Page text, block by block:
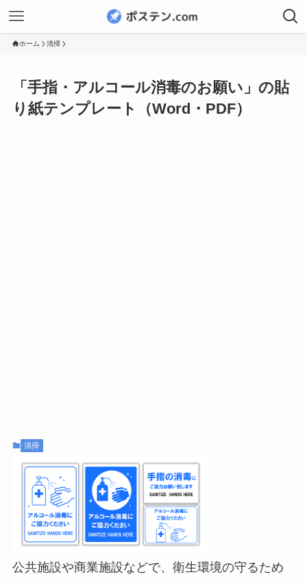
ホーム 清掃
「手指・アルコール消毒のお願い」の貼
り紙テンプレート（Word・PDF）
清掃
公共施設や商業施設などで、衛生環境の守るため